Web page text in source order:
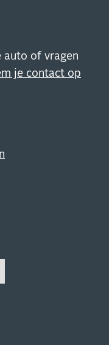
auto of vragen
je contact op